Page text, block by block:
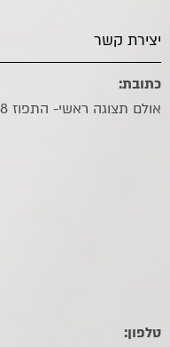
יצירת קשר
כתובת:
אולם תצוגה ראשי- התפוז 28 גת רימון
טלפון: